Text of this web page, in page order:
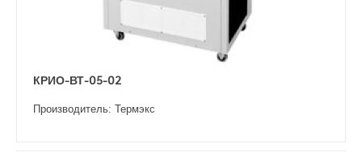
КРИО-ВТ-05-02
Производитель: Термэкс